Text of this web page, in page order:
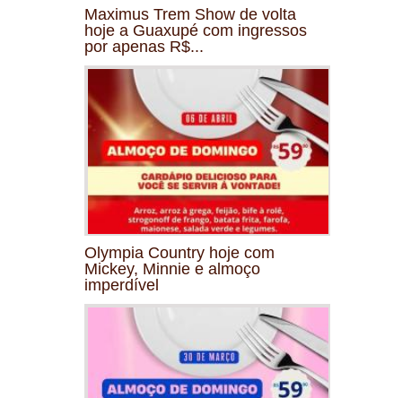
Maximus Trem Show de volta
hoje a Guaxupé com ingressos
por apenas R$...
Olympia Country hoje com
Mickey, Minnie e almoço
imperdível